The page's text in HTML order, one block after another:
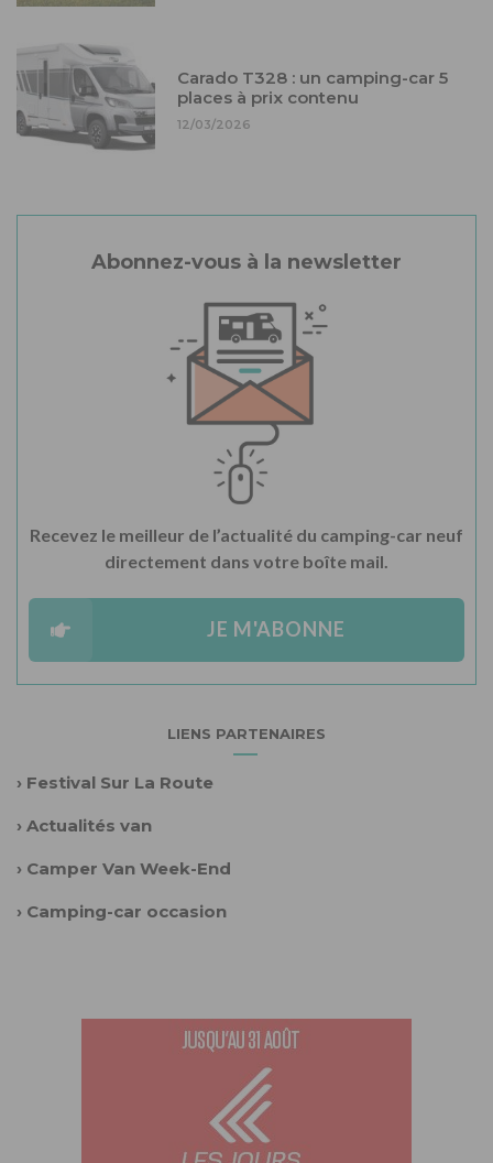
Carado T328 : un camping-car 5
places à prix contenu
12/03/2026
Abonnez-vous à la newsletter
Recevez le meilleur de l’actualité du camping-car neuf
directement dans votre boîte mail.
JE M'ABONNE
LIENS PARTENAIRES
› Festival Sur La Route
› Actualités van
› Camper Van Week-End
› Camping-car occasion